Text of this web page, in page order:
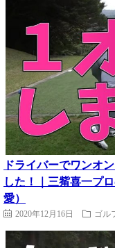
ドライバーでワンオ
した！｜三觜喜一プ
愛）
2020年12月16日 ゴル